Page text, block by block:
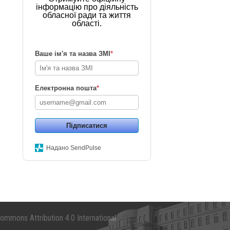
інформацію про діяльність
обласної ради та життя
області.
Ваше ім'я та назва ЗМІ*
Електронна пошта*
Підписатися
Надано SendPulse
Attribution 4.0 International